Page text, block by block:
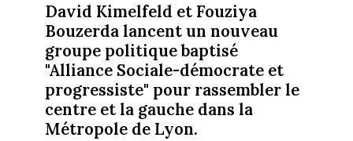
David Kimelfeld et Fouziya
Bouzerda lancent un nouveau
groupe politique baptisé
"Alliance Sociale-démocrate et
progressiste" pour rassembler le
centre et la gauche dans la
Métropole de Lyon.